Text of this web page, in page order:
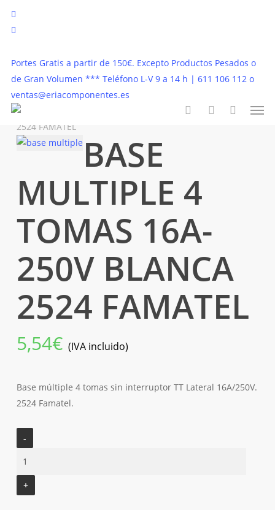
twitter
facebook
Portes Gratis a partir de 150€. Excepto Productos Pesados o
de Gran Volumen *** Teléfono L-V 9 a 14 h | 611 106 112 o
ventas@eriacomponentes.es
Material
BASE MULTIPLE 4 TOMAS 16A-250V BLANCA
2524 FAMATEL
BASE
MULTIPLE 4
TOMAS 16A-
250V BLANCA
2524 FAMATEL
5,54€ (IVA incluido)
Base múltiple 4 tomas sin interruptor TT Lateral 16A/250V.
2524 Famatel.